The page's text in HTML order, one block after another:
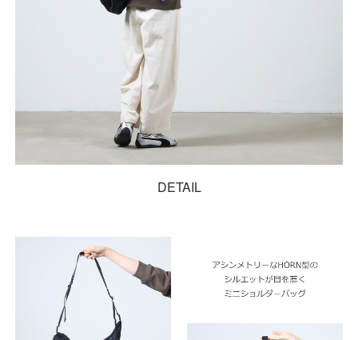
DETAIL